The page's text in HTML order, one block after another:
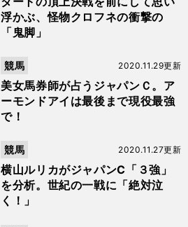
浮かぶ、怪物クロフネの衝撃の
「鬼脚」
美女馬券師が占うジャパンＣ。ア
ーモンドアイは最後まで現役最強
で！
2020.11.29更新
競馬
横山ルリカがジャパンC「３強」
を分析。世紀の一戦に「絶対泣
く！」
2020.11.27更新
競馬